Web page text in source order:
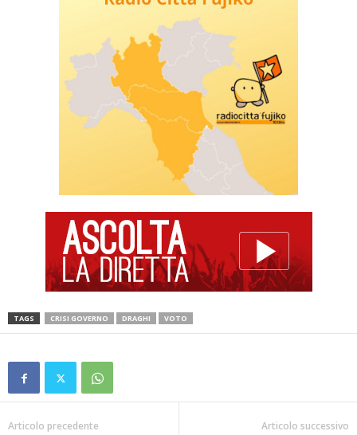
TAGS CRISI GOVERNO DRAGHI VOTO
Articolo precedente Articolo successivo